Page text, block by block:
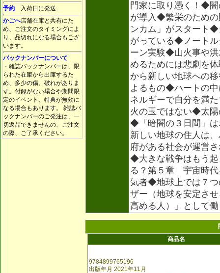
予約 入荷日に発送
かごへ店舗在庫と共有にた
め、ご注文のタイミングによ
り、品切れになる場合もござ
います。
バックナンバーについて
・雑誌バックナンバーは、限
られた在庫から出庫するた
め、多少の傷、破れがありま
す。付録がない場合や期間限
定のイベント、特典が無効に
なる場合もあります。 雑誌バ
ックナンバーのご発注は、一
切返品できませんの、ご注文
の際、ご了承ください。
門家に取り憑く！◆
が導入◆繁栄のための
ンカム」がスタート
がっている◆ノートル
ーン実験◆山火事や
めるためには悲劇を
から新しい地球への
よるもの◆ハートの
ネルギーで自分を満
火の玉ではない◆太
◆「暗闇の３日間」
新しい地球の住人は
府がある社会が運営
◆大きな戦争はもう
る？第５章 宇宙時
気者◆地球上では７
ザー（地球を安定さ
高める人）」として
商品名
9784899765196
出版年月 2021年11月